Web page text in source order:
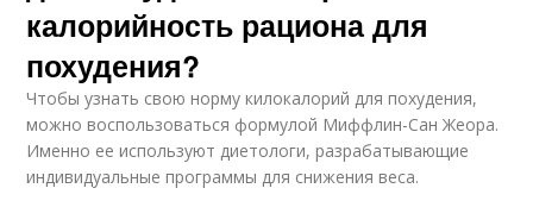
калорийность рациона для
похудения?
Чтобы узнать свою норму килокалорий для похудения,
можно воспользоваться формулой Миффлин-Сан Жеора.
Именно ее используют диетологи, разрабатывающие
индивидуальные программы для снижения веса.